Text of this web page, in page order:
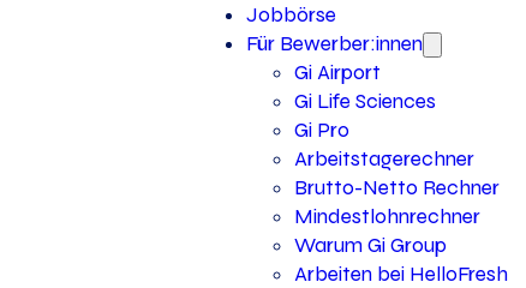
Jobbörse
Für Bewerber:innen
Gi Airport
Gi Life Sciences
Gi Pro
Arbeitstagerechner
Brutto-Netto Rechner
Mindestlohnrechner
Warum Gi Group
Arbeiten bei HelloFresh